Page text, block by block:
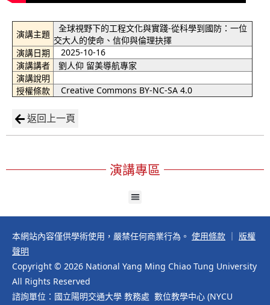
演講主題
全球視野下的工程文化與實踐-從科學到國防：一位
交大人的使命、信仰與倫理抉擇
演講日期
2025-10-16
演講講者
劉人仰 留美導航專家
演講說明
授權條款
Creative Commons BY-NC-SA 4.0
返回上一頁
演講專區
本網站內容僅供學術使用，嚴禁任何商業行為。 使用條款
版權
聲明
Copyright © 2026 National Yang Ming Chiao Tung University
All Rights Reserved
諮詢單位：國立陽明交通大學 教務處 數位教學中心 (NYCU